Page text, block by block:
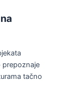
prepoznaje
tačno